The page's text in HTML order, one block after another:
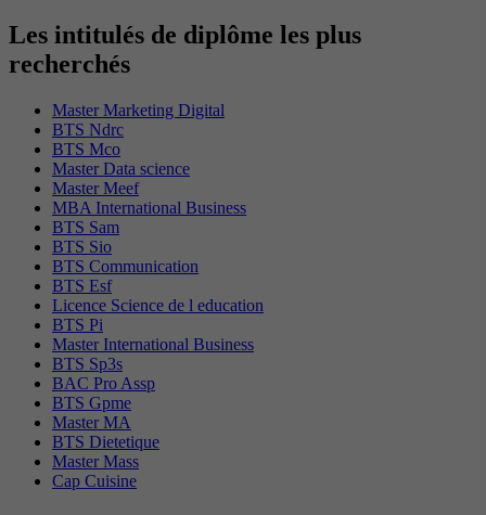
Les intitulés de diplôme les plus
recherchés
Master Marketing Digital
BTS Ndrc
BTS Mco
Master Data science
Master Meef
MBA International Business
BTS Sam
BTS Sio
BTS Communication
BTS Esf
Licence Science de l education
BTS Pi
Master International Business
BTS Sp3s
BAC Pro Assp
BTS Gpme
Master MA
BTS Dietetique
Master Mass
Cap Cuisine